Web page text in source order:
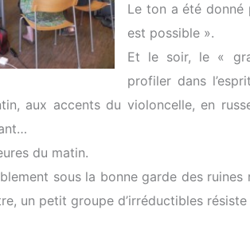
Le ton a été donné
est possible ».
Et le soir, le «
profiler dans
aux accents du violoncelle, en
du matin.
sous la bonne garde des ruines
un petit groupe d’irréductibles